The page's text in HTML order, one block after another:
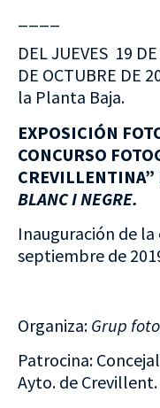
DEL JUEVES 19
DE OCTUBRE DE
la Planta Baja.
EXPOSICIÓN
CONCURSO
CREVILLENTINA”
BLANC I NEGRE.
Inauguración de la
septiembre de
Organiza: Grup
Patrocina:
Ayto. de Crevillent.